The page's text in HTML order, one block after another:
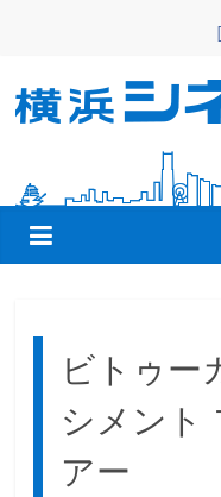
ン
横
浜
シ
ネ
マ
リ
ビトゥー
シメント
アー